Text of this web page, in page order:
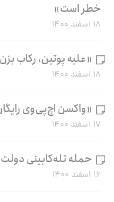
خطر است»
۱۸ اسفند ۱۴۰۰
«علیه پوتین، رکاب
۱۸ اسفند ۱۴۰۰
«واکسن اچ‌پی‌وی
۱۷ اسفند ۱۴۰۰
حمله تله‌کابینی
۱۶ اسفند ۱۴۰۰